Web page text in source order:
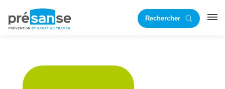
principale
RechercherRST